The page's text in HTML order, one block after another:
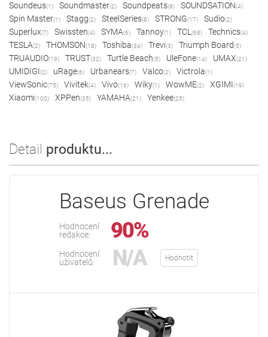
Soundeus(1) Soundmaster(2) Soundpeats(8) SOUNDSATION(4)
Spin Master(1) Stagg(2) SteelSeries(8) STRONG(17) Sudio(2)
Superlux(7) Swissten(4) SYMA(6) Tannoy(1) TCL (68) Technics(4)
TESLA(2) THOMSON(18) Toshiba(34) Trevi(3) Triumph Board(5)
TRUAUDIO(19) TRUST(32) Turtle Beach(5) UleFone(14) UMAX(21)
UMIDIGI(2) uRage(6) Urbanears(7) Valco(2) Victrola(1)
ViewSonic(75) Vivitek(4) Vivo(16) Wiky(1) WowME(2) XGIMI(19)
Xiaomi(100) XPPen(35) YAMAHA(21) Yenkee(25)
Detail produktu...
Baseus Grenade
Hodnocení
redakce:
90%
Hodnocení
uživatelů:
N/A Hodnotit